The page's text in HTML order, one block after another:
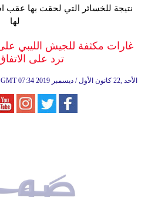
نتيجة للخسائر التي لحقت بها عقب
لها
غارات مكثفة للجيش الليبي
ترد على
GMT 07:34 2019 الأحد ,22 كانون الأول / ديسمبر